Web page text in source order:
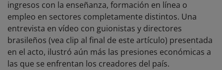
ingresos con la enseñanza, formación en línea o
empleo en sectores completamente distintos. Una
entrevista en vídeo con guionistas y directores
brasileños (vea clip al final de este artículo) presentada
en el acto, ilustró aún más las presiones económicas a
las que se enfrentan los creadores del país.